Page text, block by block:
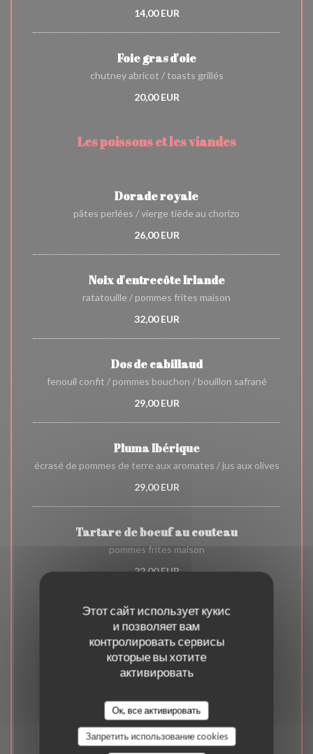
Этот сайт использует кукис
и позволяет вам
контролировать сервисы
которые вы хотите
активировать
Ок, все активировать
Запретить использование cookies
14,00 EUR
Foie gras d'oie
chutney abricot / toasts grillés
20,00 EUR
Les poissons et les viandes
Dorade royale
pâtes perlées / vierge tiède au chorizo
26,00 EUR
Noix d'entrecôte Irlande
ratatouille / pommes frites maison
32,00 EUR
Dos de cabillaud
fenouil confit / pommes bouchon / bouillon safrané
29,00 EUR
Pluma Ibérique
écrasé de pommes de terre aux aromates / jus aux olives
29,00 EUR
Tartare de boeuf au couteau
pommes frites maison
22,00 EUR
Les desserts
9,00 EUR
Brownies au chocolat
glace yaourt
9,00 EUR